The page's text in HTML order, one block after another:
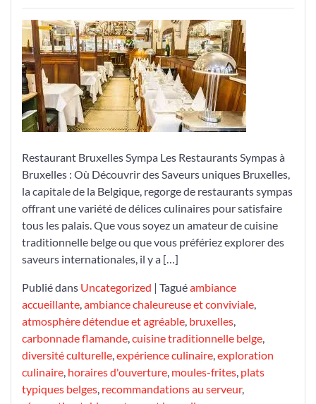
l’Art
de
Vivre
dans
les
Restaurants
Sympas
Bruxelles
Restaurant Bruxelles Sympa Les Restaurants Sympas à
Bruxelles : Où Découvrir des Saveurs uniques Bruxelles,
la capitale de la Belgique, regorge de restaurants sympas
offrant une variété de délices culinaires pour satisfaire
tous les palais. Que vous soyez un amateur de cuisine
traditionnelle belge ou que vous préfériez explorer des
saveurs internationales, il y a […]
Publié dans Uncategorized | Taguéambiance
accueillante,ambiance chaleureuse et conviviale,
atmosphère détendue et agréable, bruxelles,
carbonnade flamande,cuisine traditionnelle belge,
diversité culturelle,expérience culinaire,exploration
culinaire, horaires d'ouverture, moules-frites, plats
typiques belges, recommandations au serveur,